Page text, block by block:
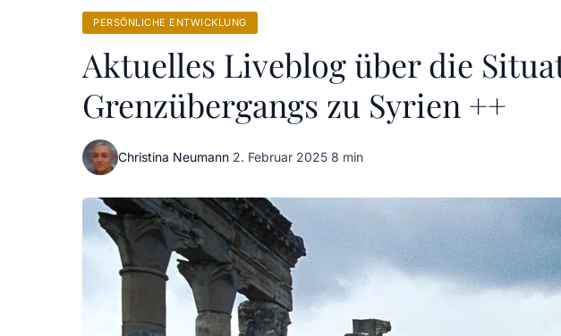
PERSÖNLICHE ENTWICKLUNG
Aktuelles Liveblog über die
Grenzübergangs zu Syrien ++
Christina Neumann·2. Februar 2025·8 min